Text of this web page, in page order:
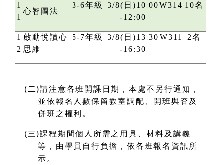
1
1
心智圖法
3-6年級
3/8(日)10:00
-12:00
W314 10名
1
2
啟動悅讀心
思維
5-7年級
3/8(日)13:30
-16:30
W311 2名
( 二)請注意各班開課日期，本處不另行通知，
並依報名人數保留教室調配、開班與否及
併班之權利。
(三)課程期間個人所需之用具、材料及講義
等，由學員自行負擔，依各班報名資訊所
示。